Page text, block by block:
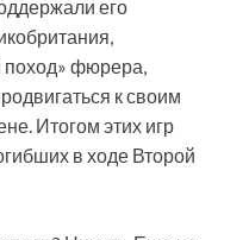
его
фюрера,
к своим
Итогом этих игр
в ходе Второй